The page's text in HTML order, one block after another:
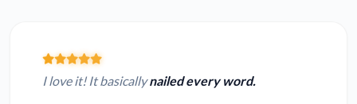
I love it! It basicallynailed every word.